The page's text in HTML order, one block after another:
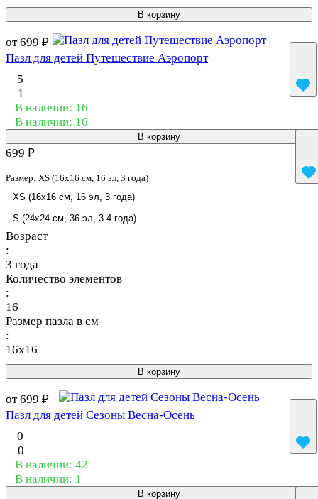
В корзину
от 699 ₽
Пазл для детей Путешествие Аэропорт
5
1
В наличии: 16
В корзину
В наличии: 16
В корзину
699 ₽
Размер: XS (16x16 см, 16 эл, 3 года)
XS (16x16 см, 16 эл, 3 года)
S (24x24 см, 36 эл, 3-4 года)
Возраст
:
3 года
Количество элементов
:
16
Размер пазла в см
:
16x16
от 699 ₽
Пазл для детей Сезоны Весна-Осень
0
0
В наличии: 42
В наличии: 1
В корзину